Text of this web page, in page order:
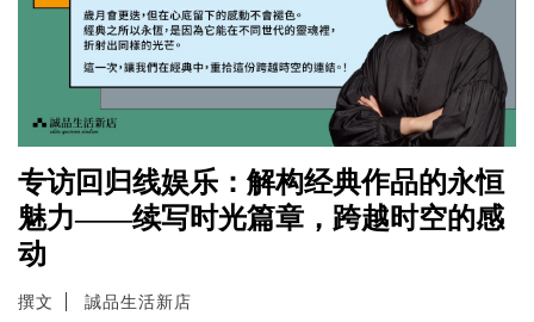
专访回归线娱乐：解构经典作品的永恒
魅力——续写时光篇章，跨越时空的感
动
撰文 誠品生活新店